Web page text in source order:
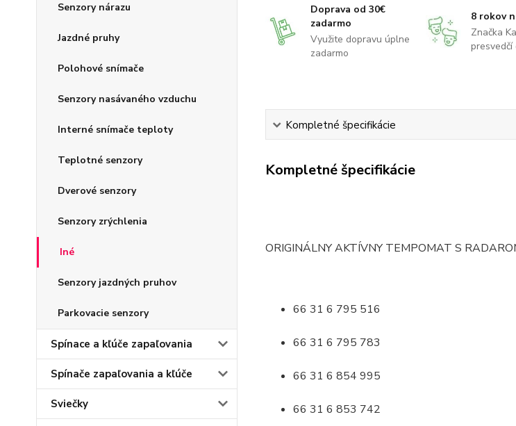
Senzory nárazu
Jazdné pruhy
Polohové snímače
Senzory nasávaného vzduchu
Interné snímače teploty
Teplotné senzory
Dverové senzory
Senzory zrýchlenia
Iné
Senzory jazdných pruhov
Parkovacie senzory
Spínace a kľúče zapaľovania
Spínače zapaľovania a kľúče
Sviečky
Doprava od 30€
zadarmo
Využite dopravu úplne
zadarmo
8 rokov
Značka
Kompletné špecifikácie
Kompletné špecifikácie
ORIGINÁLNY AKTÍVNY TEMPOMAT S
66 31 6 795 516
66 31 6 795 783
66 31 6 854 995
66 31 6 853 742